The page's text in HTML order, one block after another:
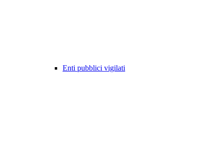
Enti pubblici vigilati